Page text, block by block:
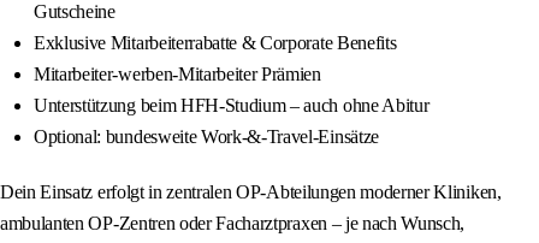
Gutscheine
Exklusive Mitarbeiterrabatte & Corporate Benefits
Mitarbeiter-werben-Mitarbeiter Prämien
Unterstützung beim HFH-Studium – auch ohne Abitur
Optional: bundesweite Work-&-Travel-Einsätze
Dein Einsatz erfolgt in zentralen OP-Abteilungen moderner Kliniken,
ambulanten OP-Zentren oder Facharztpraxen – je nach Wunsch,